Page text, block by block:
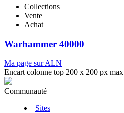
Collections
Vente
Achat
Warhammer 40000
Ma page sur ALN
Encart colonne top 200 x 200 px max
Communauté
Sites